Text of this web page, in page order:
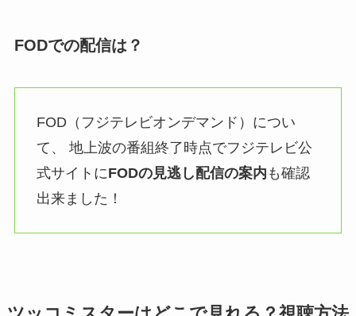
FODでの配信は？
FOD（フジテレビオンデマンド）につい
て、 地上波の番組終了時点でフジテレビ公
式サイトにFODの見逃し配信の案内 も確認
出来ました！